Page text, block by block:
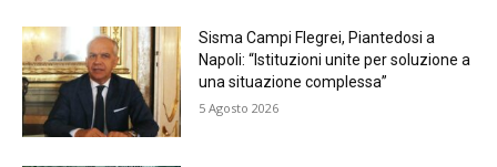
Sisma Campi Flegrei, Piantedosi a
Napoli: “Istituzioni unite per soluzione a
una situazione complessa”
5 Agosto 2026